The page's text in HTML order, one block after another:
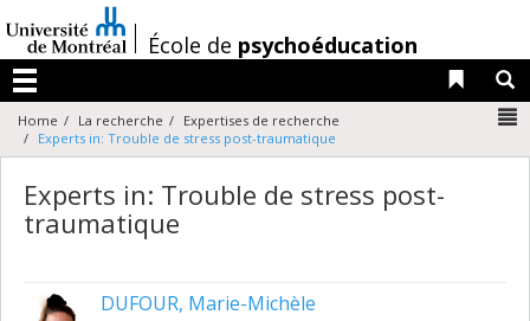
au
contenu
/École de psychoéducation
Menu
Liens
Home La recherche
Expertises de recherche
Experts in: Trouble de stress post-traumatique
Experts in: Trouble de stress post-
traumatique
DUFOUR, Marie-Michèle